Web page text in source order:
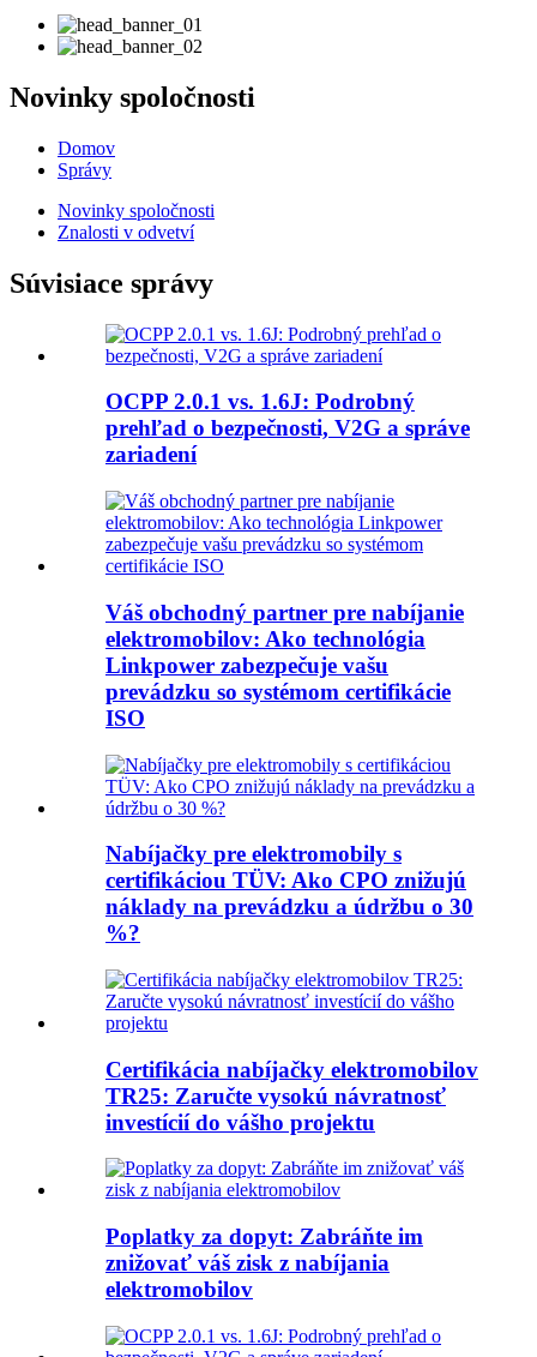
Novinky spoločnosti
Domov
Správy
Novinky spoločnosti
Znalosti v odvetví
Súvisiace správy
OCPP 2.0.1 vs. 1.6J: Podrobný
prehľad o bezpečnosti, V2G a správe
zariadení
Váš obchodný partner pre nabíjanie
elektromobilov: Ako technológia
Linkpower zabezpečuje vašu
prevádzku so systémom certifikácie
ISO
Nabíjačky pre elektromobily s
certifikáciou TÜV: Ako CPO znižujú
náklady na prevádzku a údržbu o 30
%?
Certifikácia nabíjačky elektromobilov
TR25: Zaručte vysokú návratnosť
investícií do vášho projektu
Poplatky za dopyt: Zabráňte im
znižovať váš zisk z nabíjania
elektromobilov